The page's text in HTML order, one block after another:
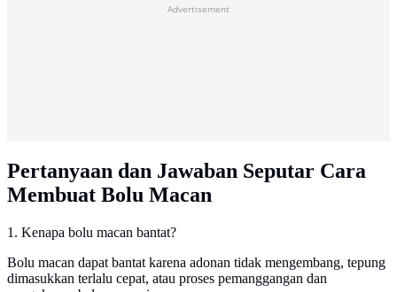
Advertisement
Pertanyaan dan Jawaban Seputar Cara
Membuat Bolu Macan
1. Kenapa bolu macan bantat?
Bolu macan dapat bantat karena adonan tidak mengembang, tepung
dimasukkan terlalu cepat, atau proses pemanggangan dan